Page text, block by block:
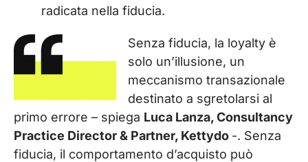
radicata nella fiducia.
Senza fiducia, la loyalty è
solo un’illusione, un
meccanismo transazionale
destinato a sgretolarsi al
primo errore – spiega Luca Lanza, Consultancy
Practice Director & Partner, Kettydo -. Senza
fiducia, il comportamento d’acquisto può